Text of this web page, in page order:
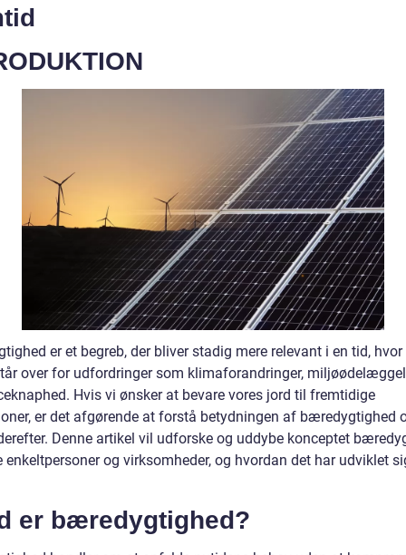
er et begreb, der bliver stadig mere relevant i en tid, hvor
over for udfordringer som klimaforandringer,
Hvis vi ønsker at bevare vores jord til fremtidige
er det afgørende at forstå betydningen af bæredygtighed
Denne artikel vil udforske og uddybe konceptet
enkeltpersoner og virksomheder, og hvordan det har udviklet
er bæredygtighed?